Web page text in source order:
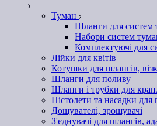
Туман
Шланги для систем
Набори систем
Комплектуючі для
Лійки для квітів
Котушки для шлангів,
Шланги для поливу
Шланги і трубки для
Пістолети та насадки для
Дощувателі, зрошувачі
З'єднувачі для шлангів,